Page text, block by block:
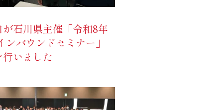
石川県主催「令和8年
ンバウンドセミナー」
いました